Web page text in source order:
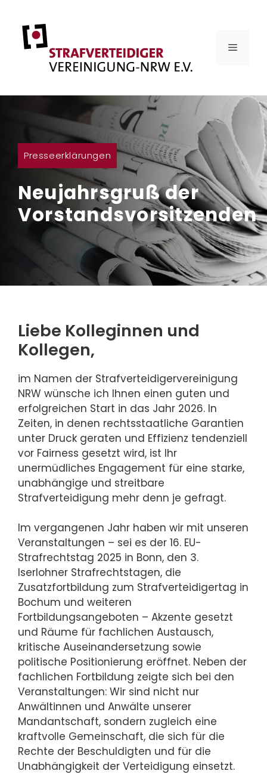
Inhalt
springen
MENÜ
Presseerklärungen
Neujahrsgruß der
Vorstandsvorsitzenden
Liebe Kolleginnen und
Kollegen,
im Namen der Strafverteidigervereinigung
NRW wünsche ich Ihnen einen guten und
erfolgreichen Start in das Jahr 2026. In
Zeiten, in denen rechtsstaatliche Garantien
unter Druck geraten und Effizienz tendenziell
vor Fairness gesetzt wird, ist Ihr
unermüdliches Engagement für eine starke,
unabhängige und streitbare
Strafverteidigung mehr denn je gefragt.
Im vergangenen Jahr haben wir mit unseren
Veranstaltungen – sei es der 16. EU-
Strafrechtstag 2025 in Bonn, den 3.
Iserlohner Strafrechtstagen, die
Zusatzfortbildung zum Strafverteidigertag in
Bochum und weiteren
Fortbildungsangeboten – Akzente gesetzt
und Räume für fachlichen Austausch,
kritische Auseinandersetzung sowie
politische Positionierung eröffnet. Neben der
fachlichen Fortbildung zeigte sich bei den
Veranstaltungen: Wir sind nicht nur
Anwältinnen und Anwälte unserer
Mandantschaft, sondern zugleich eine
kraftvolle Gemeinschaft, die sich für die
Rechte der Beschuldigten und für die
Unabhängigkeit der Verteidigung einsetzt.